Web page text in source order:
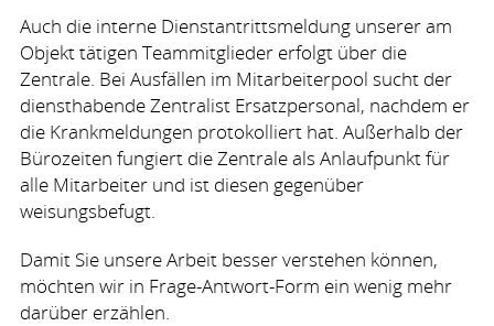
Auch die interne Dienstantrittsmeldung unserer am
Objekt tätigen Teammitglieder erfolgt über die
Zentrale. Bei Ausfällen im Mitarbeiterpool sucht der
diensthabende Zentralist Ersatzpersonal, nachdem er
die Krankmeldungen protokolliert hat. Außerhalb der
Bürozeiten fungiert die Zentrale als Anlaufpunkt für
alle Mitarbeiter und ist diesen gegenüber
weisungsbefugt.
Damit Sie unsere Arbeit besser verstehen können,
möchten wir in Frage-Antwort-Form ein wenig mehr
darüber erzählen.